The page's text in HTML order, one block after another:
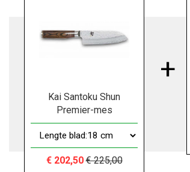
Kai Santoku Shun
Premier-mes
€ 202,50€ 225,00